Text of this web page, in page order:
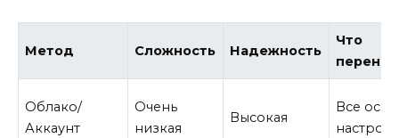
Метод Сложность Надежность
Что
Облако/
Аккаунт
Очень
низкая
Высокая
Все